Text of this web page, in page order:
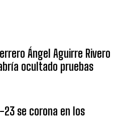
Ángel Aguirre Rivero
ocultado pruebas
se corona en los